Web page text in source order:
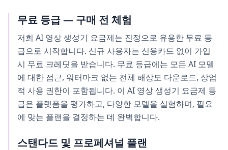
무료 등급 — 구매 전 체험
저희 AI 영상 생성기 요금제는 진정으로 유용한 무료 등
급으로 시작합니다. 신규 사용자는 신용카드 없이 가입
시 무료 크레딧을 받습니다. 무료 등급에는 모든 AI 모델
에 대한 접근, 워터마크 없는 전체 해상도 다운로드, 상업
적 사용 권한이 포함됩니다. 이 AI 영상 생성기 요금제 등
급은 플랫폼을 평가하고, 다양한 모델을 실험하며, 필요
에 맞는 플랜을 결정하는 데 완벽합니다.
스탠다드 및 프로페셔널 플랜